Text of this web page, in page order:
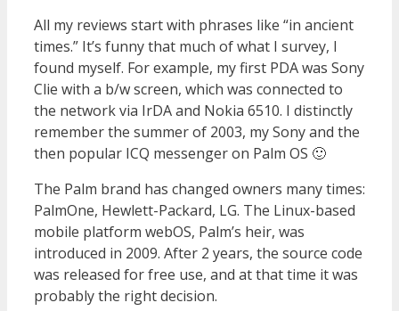
All my reviews start with phrases like “in ancient
times.” It’s funny that much of what I survey, I
found myself. For example, my first PDA was Sony
Clie with a b/w screen, which was connected to
the network via IrDA and Nokia 6510. I distinctly
remember the summer of 2003, my Sony and the
then popular ICQ messenger on Palm OS 🙂
The Palm brand has changed owners many times:
PalmOne, Hewlett-Packard, LG. The Linux-based
mobile platform webOS, Palm’s heir, was
introduced in 2009. After 2 years, the source code
was released for free use, and at that time it was
probably the right decision.